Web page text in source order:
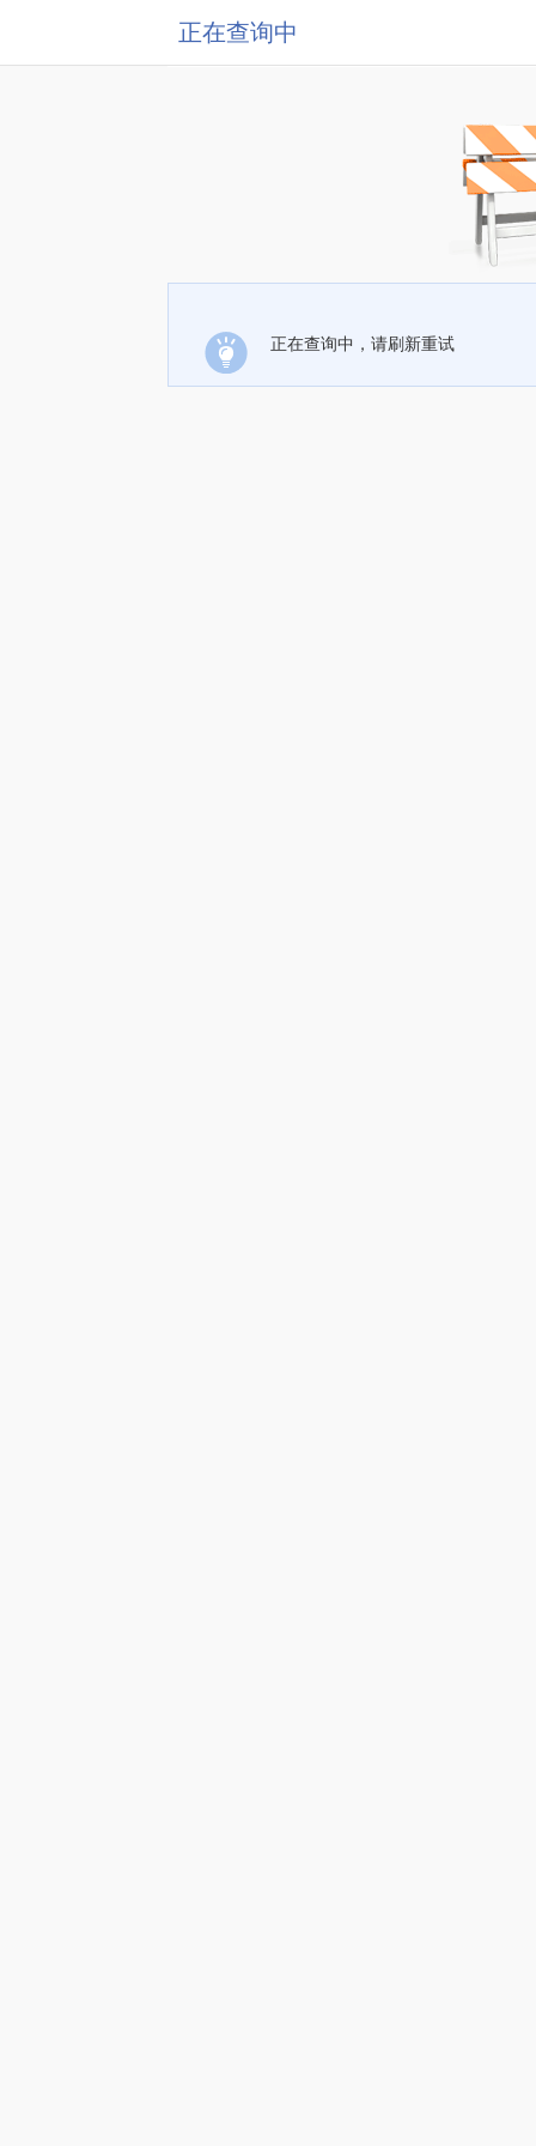
正在查询中
正在查询中，请刷新重试